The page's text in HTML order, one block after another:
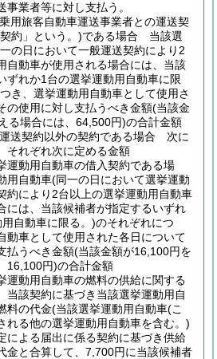
業者等に対し支払う。
用旅客自動車運送事業者との運送契
約」という。)である場合 当該選
の日において一般運送契約により2
自動車が使用される場合には、当該
ずれか1台の選挙運動用自動車に限
き、選挙運動用自動車として使用さ
の使用に対し支払うべき金額(当該金
る場合には、64,500円)の合計金額
送契約以外の契約である場合 次に
それぞれ次に定める金額
運動用自動車の借入契約である場
用自動車(同一の日において選挙運動
約により2台以上の選挙運動用自動車
には、当該候補者が指定するいずれ
自動車に限る。)のそれぞれにつ
動車として使用された各日について
払うべき金額(当該金額が16,100円を
16,100円)の合計金額
運動用自動車の燃料の供給に関する
該契約に基づき当該選挙運動用自
料の代金(当該選挙運動用自動車(こ
れる他の選挙運動用自動車を含む。)
による届出に係る契約に基づき供給
金と合算して、7,700円に当該候補者